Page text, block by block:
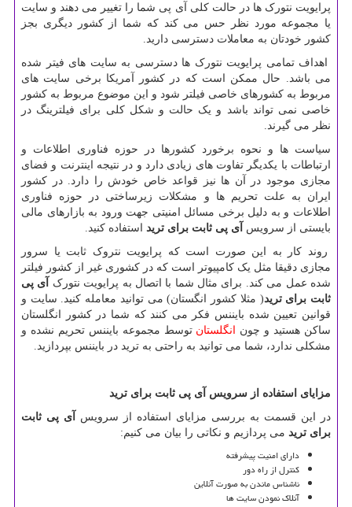
پرایویت نتورک ها در حالت کلی آی پی شما را تغییر می دهند و سایت
یا مجموعه مورد نظر حس می کند که شما از کشور دیگری بجز
کشور خودتان به معاملات دسترسی دارید.
اهداف تمامی پرایویت نتورک ها دسترسی به سایت های فیتر شده
می باشد. حال ممکن است که در کشور آمریکا برخی سایت های
مربوط به کشورهای خاصی فیلتر شود و این موضوع مربوط به کشور
خاصی نمی تواند باشد و یک حالت و شکل کلی برای فیلترینگ در
نظر می گیرند.
سیاست ها و نحوه برخورد کشورها در حوزه فناوری اطلاعات و
ارتباطات با یکدیگر تفاوت های زیادی دارد و در نتیجه اینترنت و فضای
مجازی موجود در آن ها نیز قواعد خاص خودش را دارد. در کشور
ایران به علت تحریم ها و مشکلات زیرساختی در حوزه فناوری
اطلاعات و به دلیل برخی مسائل امنیتی جهت ورود به بازارهای مالی
بایستی از سرویس آی پی ثابت برای ترید استفاده کنید.
روند کار به این صورت است که پرایویت نتروک ثابت یا سرور
مجازی دقیقا مثل یک کامپیوتر است که در کشوری غیر از کشور فیلتر
شده عمل می کند. برای مثال شما با اتصال به پرایویت نتورک
آی پی
ثابت برای ترید( مثلا کشور انگستان) می توانید معامله کنید. سایت و
قوانین تعیین شده بایننس فکر می کنند که شما در کشور انگلستان
ساکن هستید و چون
انگلستان توسط مجموعه بایننس تحریم نشده و
مشکلی ندارد، شما می توانید به راحتی به ترید در بایننس بپردازید.
مزایای استفاده از سرویس آی پی ثابت برای ترید
در این قسمت به بررسی مزایای استفاده از سرویس
آی پی ثابت
برای ترید می پردازیم و نکاتی را بیان می کنیم:
دارای امنیت پیشرفته
کنترل از راه دور
ناشناس ماندن به صورت آنلاین
آنلاک نمودن سایت ها